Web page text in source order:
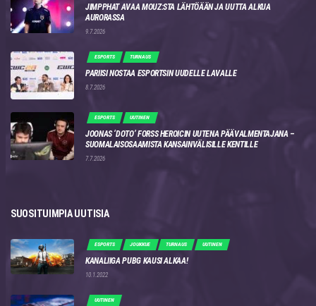
JIMPPHAT AVAA MOUZ:STA LÄHTÖÄÄN JA UUTTA ALKUA
AURORASSA
9.7.2026
ESPORTS TURNAUS
PARIISI NOSTAA ESPORTSIN UUDELLE LAVALLE
8.7.2026
ESPORTS UUTINEN
JOONAS ‘DOTO’ FORSS HEROICIN UUTENA PÄÄVALMENTAJANA –
SUOMALAISOSAAMISTA KANSAINVÄLISILLE KENTILLE
7.7.2026
SUOSITUIMPIA UUTISIA
ESPORTS JOUKKUE TURNAUS UUTINEN
KANALIIGA PUBG KAUSI ALKAA!
10.1.2022
UUTINEN